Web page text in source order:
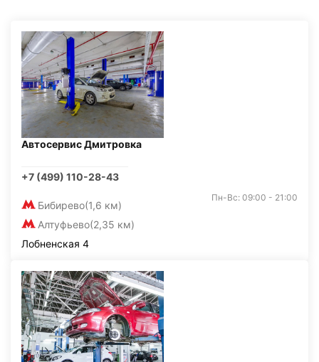
Автосервис Дмитровка
+7 (499) 110-28-43
Бибирево(1,6 км)
Алтуфьево(2,35 км)
Пн-Вс: 09:00 - 21:00
Лобненская 4